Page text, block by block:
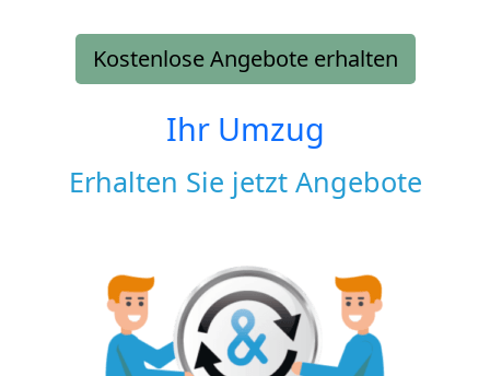
Kostenlose Angebote erhalten
Ihr Umzug
Erhalten Sie jetzt Angebote